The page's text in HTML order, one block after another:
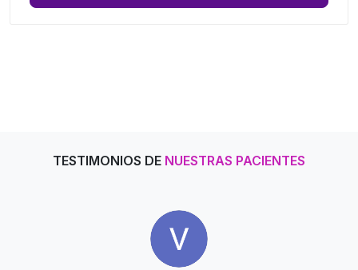
TESTIMONIOS DE NUESTRAS PACIENTES